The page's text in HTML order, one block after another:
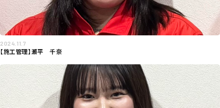
2024.11.7
【施工管理】瀬平 千奈